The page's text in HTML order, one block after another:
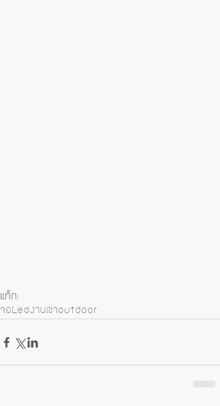
แท็ก:
จอLedงานเช่าoutdoor